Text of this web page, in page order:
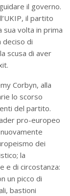
il governo.
il partito
volta in prima
deciso di
scusa di aver
Corbyn, alla
lo scorso
del partito.
pro-europeo
dei
la
e di circostanza:
un picco di
bastioni